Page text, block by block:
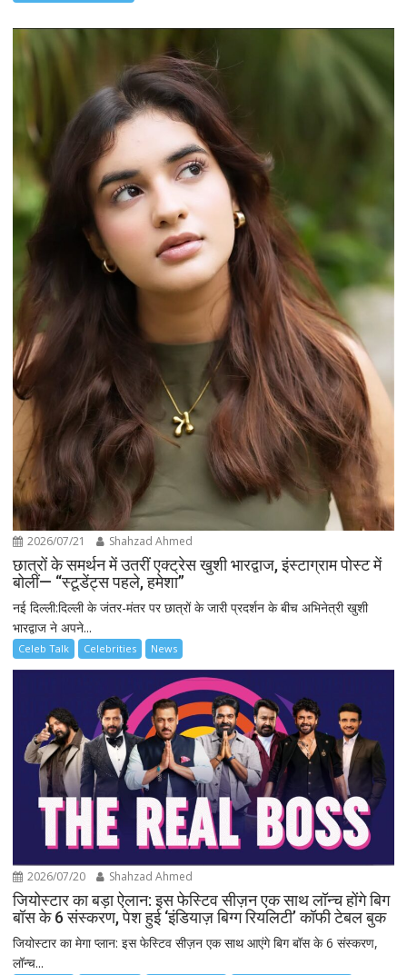
2026/07/21 Shahzad Ahmed
छात्रों के समर्थन में उतरीं एक्ट्रेस खुशी भारद्वाज, इंस्टाग्राम पोस्ट में
बोलीं— “स्टूडेंट्स पहले, हमेशा”
नई दिल्ली:दिल्ली के जंतर-मंतर पर छात्रों के जारी प्रदर्शन के बीच अभिनेत्री खुशी
भारद्वाज ने अपने...
Celeb Talk Celebrities News
2026/07/20 Shahzad Ahmed
जियोस्टार का बड़ा ऐलान: इस फेस्टिव सीज़न एक साथ लॉन्च होंगे बिग
बॉस के 6 संस्करण, पेश हुई ‘इंडियाज़ बिग्ग रियलिटी’ कॉफी टेबल बुक
जियोस्टार का मेगा प्लान: इस फेस्टिव सीज़न एक साथ आएंगे बिग बॉस के 6 संस्करण,
लॉन्च...